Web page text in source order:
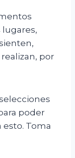
por
poder
Toma